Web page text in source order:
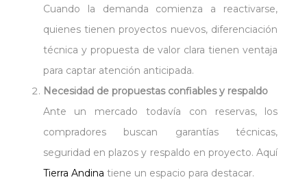
Cuando la demanda comienza a reactivarse,
quienes tienen proyectos nuevos, diferenciación
técnica y propuesta de valor clara tienen ventaja
para captar atención anticipada.
Necesidad de propuestas confiables y respaldo
Ante un mercado todavía con reservas, los
compradores buscan garantías técnicas,
seguridad en plazos y respaldo en proyecto. Aquí
Tierra Andina tiene un espacio para destacar.